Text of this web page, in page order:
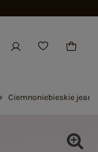
Ciemnoniebieskie